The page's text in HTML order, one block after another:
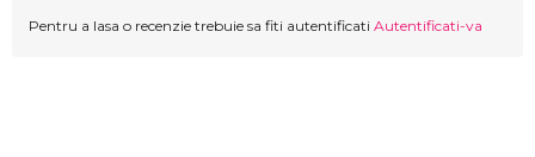
Pentru a lasa o recenzie trebuie sa fiti autentificati Autentificati-va